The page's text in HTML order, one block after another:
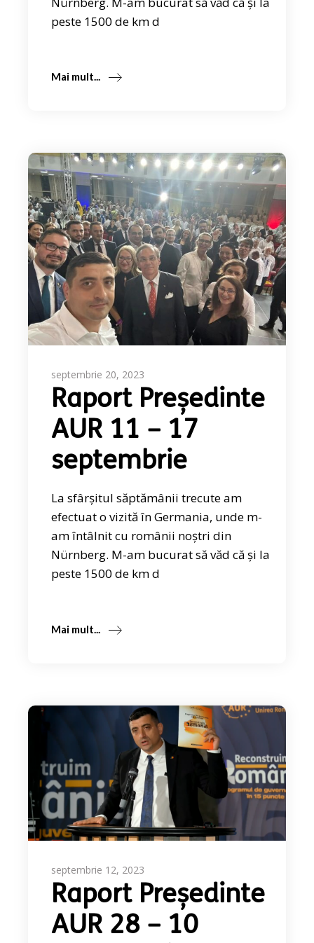
peste 1500 de km d
Mai mult...
septembrie 20, 2023
Raport Președinte
AUR 11 – 17
septembrie
La sfârșitul săptămânii trecute am
efectuat o vizită în Germania, unde m-
am întâlnit cu românii noștri din
Nürnberg. M-am bucurat să văd că și la
peste 1500 de km d
Mai mult...
septembrie 12, 2023
Raport Președinte
AUR 28 – 10